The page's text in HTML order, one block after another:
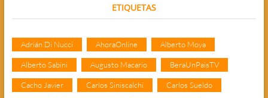
ETIQUETAS
Adrián Di Nucci AhoraOnline Alberto Moya
Alberto Sabini Augusto Macario BeraUnPaisTV
Cacho Javier Carlos Siniscalchi Carlos Sueldo